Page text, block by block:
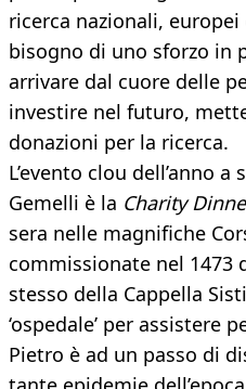
ricerca nazionali, europei
bisogno di uno sforzo in
arrivare dal cuore delle
investire nel futuro,
donazioni per la ricerca.
L’evento clou dell’anno
Gemelli è la Charity
sera nelle magnifiche
commissionate nel 1473
stesso della Cappella
‘ospedale’ per assistere
Pietro è ad un passo di